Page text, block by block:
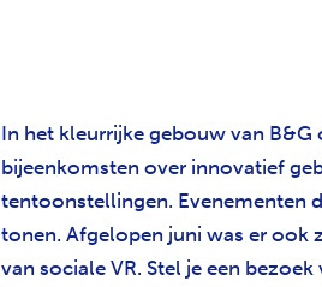
In het kleurrijke gebouw van B&G
bijeenkomsten over innovatief
tentoonstellingen. Evenementen
tonen. Afgelopen juni was er ook
van sociale VR. Stel je een